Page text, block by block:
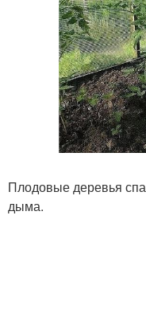
Плодовые деревья
дыма.